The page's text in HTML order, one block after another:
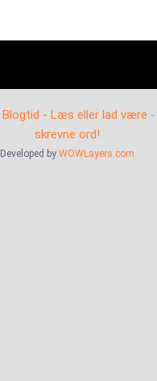
Blogtid - Læs eller lad være -
skrevne ord!
Developed by WOWLayers.com